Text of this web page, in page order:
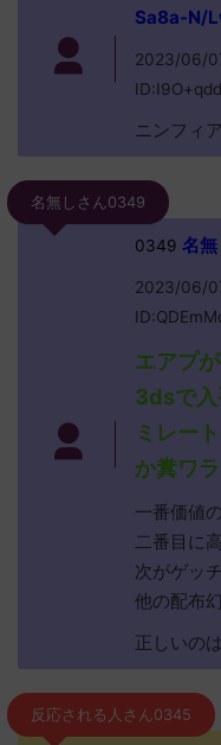
Sa8a-N/
2023/06/
ニンフィ
名無しさん0349
0349 名無
2023/06/
エアプ
3dsで入
ミレー
か糞ワ
一番価値
二番目に
次がゲッ
他の配布
正しいの
反応される人さん0345